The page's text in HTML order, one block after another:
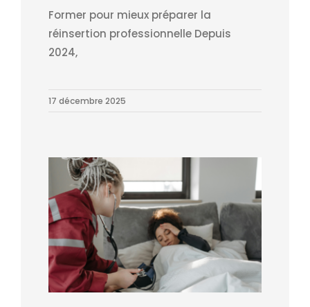
Former pour mieux préparer la
réinsertion professionnelle Depuis
2024,
17 décembre 2025